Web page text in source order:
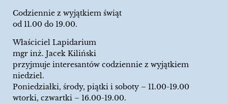
Codziennie z wyjątkiem świąt
od 11.00 do 19.00.
Właściciel Lapidarium
mgr inż. Jacek Kiliński
przyjmuje interesantów codziennie z wyjątkiem
niedziel.
Poniedziałki, środy, piątki i soboty – 11.00-19.00
wtorki, czwartki – 16.00-19.00.